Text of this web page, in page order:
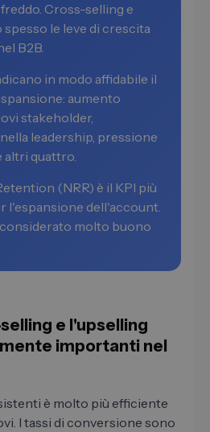
Cross-selling e
le leve di crescita
B2B.
in modo affidabile il
aumento
stakeholder,
leadership, pressione
altri quattro.
(NRR) è il KPI più
l'espansione dell'account.
considerato molto buono
e l'upselling
importanti nel
è molto più efficiente
I tassi di conversione sono